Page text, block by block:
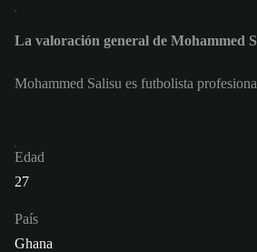
La valoración general de Mohammed
Mohammed Salisu es futbolista
Edad
27
País
Ghana